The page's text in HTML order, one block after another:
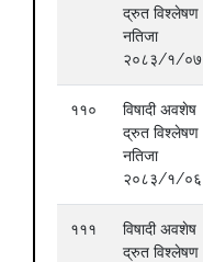
द्रुत विश्लेषण
नतिजा
२०८३/१/०७
११०
विषादी अवशेष
द्रुत विश्लेषण
नतिजा
२०८३/१/०६
१११
विषादी अवशेष
द्रुत विश्लेषण